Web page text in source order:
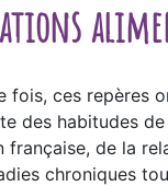
fois, ces repères
des habitudes
française, de la
chroniques